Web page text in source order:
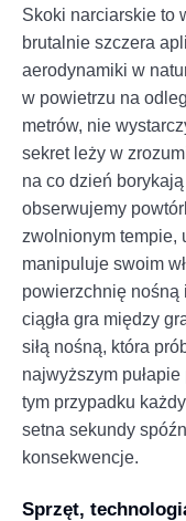
Skoki narciarskie to
brutalnie szczera
aerodynamiki w
w powietrzu na
metrów, nie
sekret leży w
na co dzień
obserwujemy
zwolnionym tempie,
manipuluje swoim
powierzchnię nośną
ciągła gra między
siłą nośną, która
najwyższym
tym przypadku
setna sekundy
konsekwencje.
Sprzęt,